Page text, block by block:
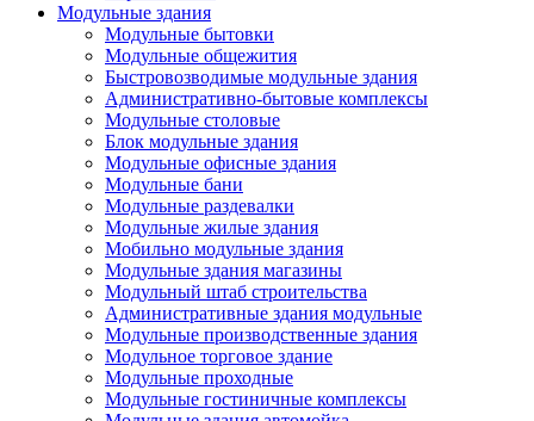
Модульные здания
Модульные бытовки
Модульные общежития
Быстровозводимые модульные здания
Административно-бытовые комплексы
Модульные столовые
Блок модульные здания
Модульные офисные здания
Модульные бани
Модульные раздевалки
Модульные жилые здания
Мобильно модульные здания
Модульные здания магазины
Модульный штаб строительства
Административные здания модульные
Модульные производственные здания
Модульное торговое здание
Модульные проходные
Модульные гостиничные комплексы